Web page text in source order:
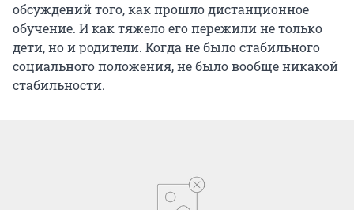
обсуждений того, как прошло дистанционное
обучение. И как тяжело его пережили не только
дети, но и родители. Когда не было стабильного
социального положения, не было вообще никакой
стабильности.